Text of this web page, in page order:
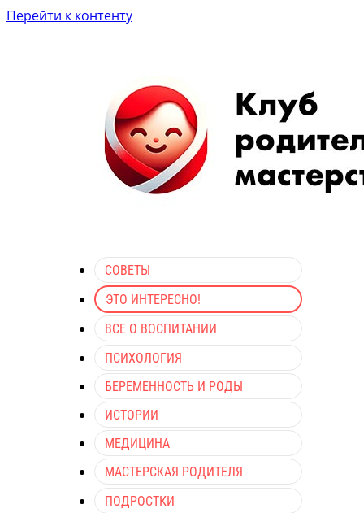
Перейти к контенту
СОВЕТЫ
ЭТО ИНТЕРЕСНО!
ВСЕ О ВОСПИТАНИИ
ПСИХОЛОГИЯ
БЕРЕМЕННОСТЬ И РОДЫ
ИСТОРИИ
МЕДИЦИНА
МАСТЕРСКАЯ РОДИТЕЛЯ
ПОДРОСТКИ